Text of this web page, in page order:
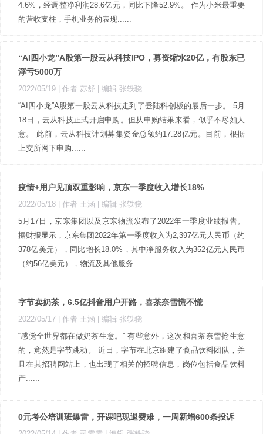
4.6%，经调整净利润28.6亿元，同比下降52.9%。 作为小米最重要
的营收支柱，手机业务的表现......
“AI四小龙”A股第一股云从科技IPO，募资缩水20亿，有股东已
浮亏5000万
2022/05/19 | 作者 苏舒
| 编辑 张轶骁
“AI四小龙”A股第一股云从科技走到了登陆科创板的最后一步。 5月
18日，云从科技正式开启申购。但从申购结果来看，似乎不尽如人
意。 此前，云从科技计划募集资金总额约17.28亿元。目前，根据
上交所网下申购......
疫情+用户见顶双重影响，京东一季度收入增长18%
2022/05/18 | 作者 王涵
| 编辑 张轶骁
5月17日，京东集团以及京东物流发布了2022年一季度业绩报告。
据财报显示，京东集团2022年第一季度收入为2,397亿元人民币（约
378亿美元），同比增长18.0%，其中净服务收入为352亿元人民币
（约56亿美元），物流及其他服务......
字节卖奶茶，6.5亿抖音用户开路，喜茶奈雪慌不慌
2022/05/17 | 作者 王涵
| 编辑 张轶骁
“感觉全世界都在做奶茶生意。” 有些意外，这次和喜茶奈雪抢生意
的，竟然是字节跳动。 近日，字节在北京组建了食品饮料团队，并
且在其招聘网站上，也出现了相关的招聘信息，岗位包括食品饮料
产......
0元考公培训班爆雷，开课吧现退费难，一周新增600条投诉